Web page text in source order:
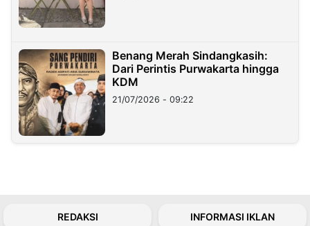
Benang Merah Sindangkasih:
Dari Perintis Purwakarta hingga
KDM
21/07/2026 - 09:22
REDAKSI INFORMASI IKLAN